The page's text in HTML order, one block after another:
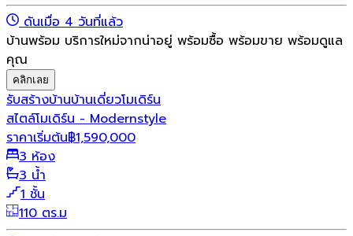
ดันเมื่อ 4 วันที่แล้ว
บ้านพร้อม บริการใหม่จากน่าอยู่ พร้อมซื้อ พร้อมขาย พร้อมดูแล
คุณ
คลิกเลย
รับสร้างบ้านบ้านเดี่ยวโมเดิร์น
สไตล์โมเดิร์น - Modernstyle
ราคาเริ่มต้น฿1,590,000
3 ห้อง
3 น้ำ
1 ชั้น
110 ตร.ม